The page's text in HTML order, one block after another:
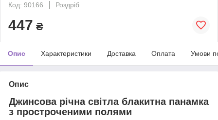
Код: 90166
Роздріб
447 ₴
Опис Характеристики Доставка Оплата Умови
Опис
Джинсова річна світла блакитна панамка
з простроченими полями